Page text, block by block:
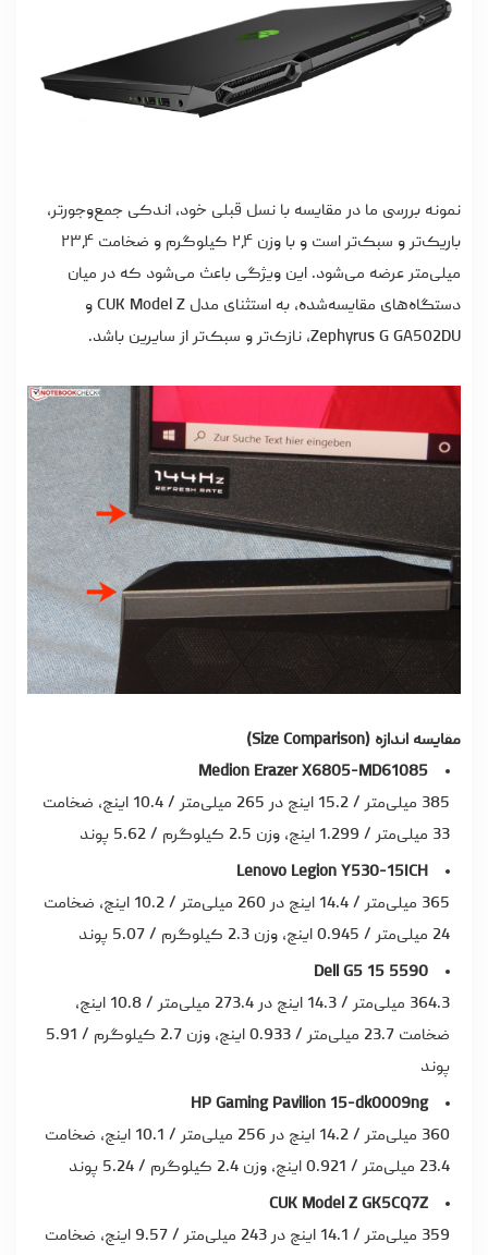
نمونه بررسی ما در مقایسه با نسل قبلی خود، اندکی جمع‌وجورتر،
باریک‌تر و سبک‌تر است و با وزن ۲٫۴ کیلوگرم و ضخامت ۲۳٫۴
میلی‌متر عرضه می‌شود. این ویژگی باعث می‌شود که در میان
دستگاه‌های مقایسه‌شده، به استثنای مدل CUK Model Z و
Zephyrus G GA502DU، نازک‌تر و سبک‌تر از سایرین باشد.
مقایسه اندازه (Size Comparison)
Medion Erazer X6805-MD61085
385 میلی‌متر / 15.2 اینچ در 265 میلی‌متر / 10.4 اینچ، ضخامت
33 میلی‌متر / 1.299 اینچ، وزن 2.5 کیلوگرم / 5.62 پوند
Lenovo Legion Y530-15ICH
365 میلی‌متر / 14.4 اینچ در 260 میلی‌متر / 10.2 اینچ، ضخامت
24 میلی‌متر / 0.945 اینچ، وزن 2.3 کیلوگرم / 5.07 پوند
Dell G5 15 5590
364.3 میلی‌متر / 14.3 اینچ در 273.4 میلی‌متر / 10.8 اینچ،
ضخامت 23.7 میلی‌متر / 0.933 اینچ، وزن 2.7 کیلوگرم / 5.91
پوند
HP Gaming Pavilion 15-dk0009ng
360 میلی‌متر / 14.2 اینچ در 256 میلی‌متر / 10.1 اینچ، ضخامت
23.4 میلی‌متر / 0.921 اینچ، وزن 2.4 کیلوگرم / 5.24 پوند
CUK Model Z GK5CQ7Z
359 میلی‌متر / 14.1 اینچ در 243 میلی‌متر / 9.57 اینچ، ضخامت